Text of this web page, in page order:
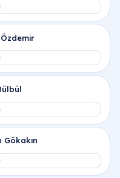
Sorular
kaç saat sürer?
müdahale edilecek
olarak genellikle15 ile
Anestezi hazırlığı
süreciyle birlikte
1 saati bulur.